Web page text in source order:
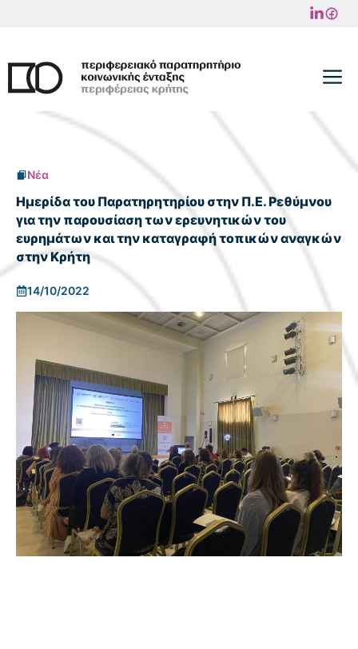
περιεχόμενο
Νέα
Ημερίδα του Παρατηρητηρίου στην Π.Ε. Ρεθύμνου
για την παρουσίαση των ερευνητικών του
ευρημάτων και την καταγραφή τοπικών αναγκών
στην Κρήτη
14/10/2022